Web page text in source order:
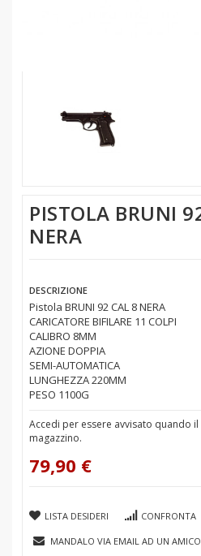
PISTOLA BRUNI
NERA
DESCRIZIONE
Pistola BRUNI 92 CAL 8 NERA
CARICATORE BIFILARE 11 COLPI
CALIBRO 8MM
AZIONE DOPPIA
SEMI-AUTOMATICA
LUNGHEZZA 220MM
PESO 1100G
Accedi per essere avvisato quando
magazzino.
79,90 €
LISTA DESIDERI CONFRONTA
MANDALO VIA EMAIL AD UN AMICO